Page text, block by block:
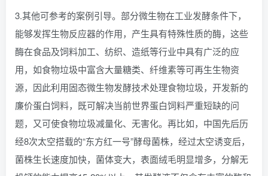
3.其他可参考的案例引导。部分微生物在工业发酵条件下，
能够发挥生物反应器的作用，产生具有特殊性质的酶，这些
酶在食品及饲料加工、纺织、造纸等行业中具有广泛的应
用，如食物垃圾中富含大量糖类、纤维素等可再生生物资
源，因此利用固态微生物发酵技术处理食物垃圾，开发新的
廉价蛋白饲料，既可解决当前世界蛋白饲料严重短缺的问
题，又可使食物垃圾减量化、无害化。再比如，中国先后历
经8次太空搭载的“东方红一号”酵母菌株，经过太空诱变后，
菌株生长速度加快，菌体变大，表面绒毛明显增多，分解无